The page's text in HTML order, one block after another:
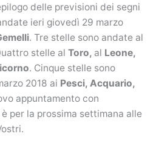
delle previsioni dei segni
ieri giovedì 29 marzo
. Tre stelle sono andate al
stelle al Toro, al Leone,
. Cinque stelle sono
2018 ai Pesci, Acquario,
appuntamento con
è per la prossima settimana alle